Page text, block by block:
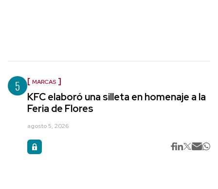
5 MARCAS
KFC elaboró una silleta en homenaje a la
Feria de Flores
agosto 5, 2026